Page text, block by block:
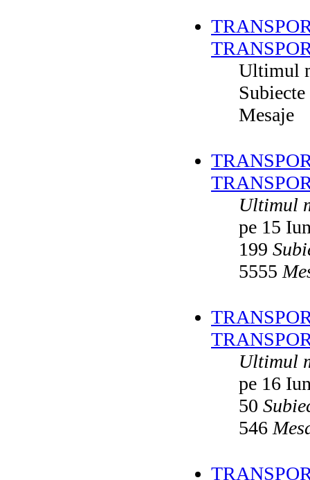
Ultimul
Subiecte
Mesaje
Ultimul
pe 15
199
5555
Ultimul
pe 16
50
546